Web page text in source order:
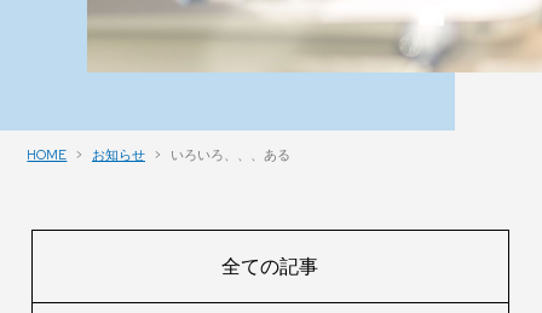
HOME お知らせ いろいろ、、、ある
全ての記事